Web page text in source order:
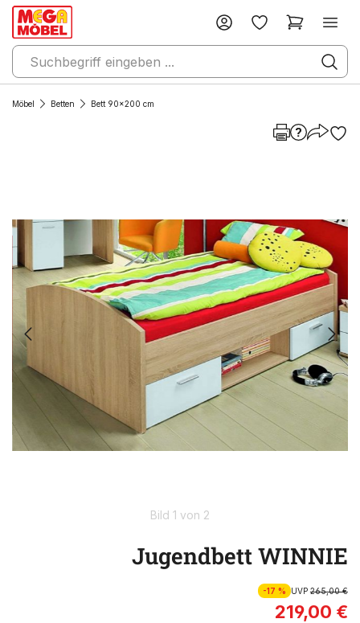
Möbel Betten Bett 90x200 cm
Bild 1 von 2
Jugendbett WINNIE
-17 % UVP265,00 €
219,00 €